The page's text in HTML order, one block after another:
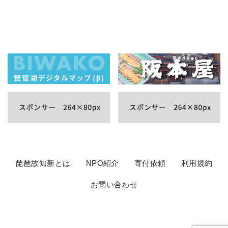
琵琶故知新とは NPO紹介 寄付依頼 利用規約
お問い合わせ